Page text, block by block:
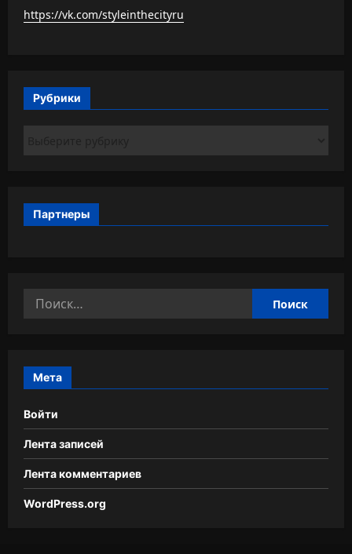
https://vk.com/styleinthecityru
Рубрики
Партнеры
Найти:
Мета
Войти
Лента записей
Лента комментариев
WordPress.org